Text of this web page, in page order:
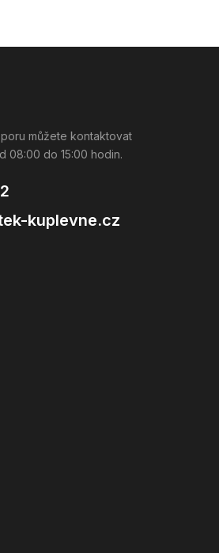
můžete kontaktovat
08:00 do 15:00 hodin.
kuplevne.cz